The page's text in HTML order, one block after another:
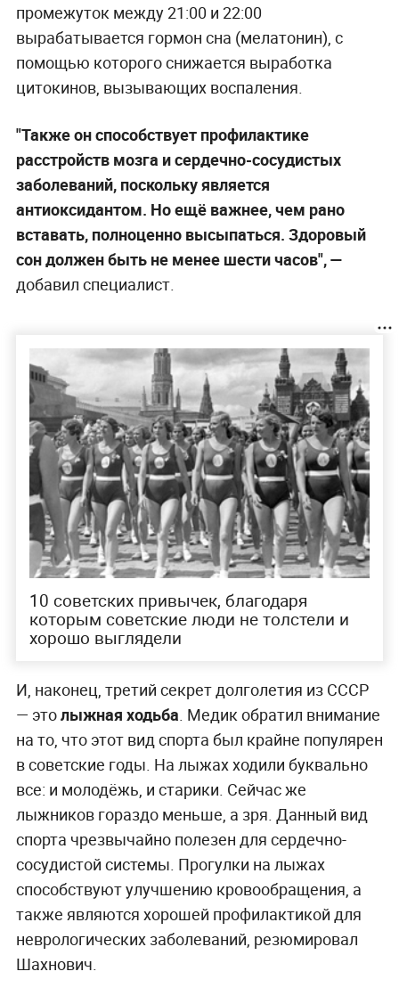
промежуток между 21:00 и 22:00
вырабатывается гормон сна (мелатонин), с
помощью которого снижается выработка
цитокинов, вызывающих воспаления.
"Также он способствует профилактике
расстройств мозга и сердечно-сосудистых
заболеваний, поскольку является
антиоксидантом. Но ещё важнее, чем рано
вставать, полноценно высыпаться. Здоровый
сон должен быть не менее шести часов", —
добавил специалист.
10 советских привычек, благодаря
которым советские люди не толстели и
хорошо выглядели
И, наконец, третий секрет долголетия из СССР
— этолыжная ходьба. Медик обратил внимание
на то, что этот вид спорта был крайне популярен
в советские годы. На лыжах ходили буквально
все: и молодёжь, и старики. Сейчас же
лыжников гораздо меньше, а зря. Данный вид
спорта чрезвычайно полезен для сердечно-
сосудистой системы. Прогулки на лыжах
способствуют улучшению кровообращения, а
также являются хорошей профилактикой для
неврологических заболеваний, резюмировал
Шахнович.